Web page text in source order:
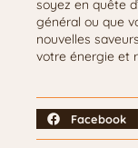
soyez en quête
général ou que
nouvelles
votre énergie et
Facebook